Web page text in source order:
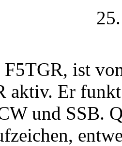
F5TGR, ist
aktiv. Er
und SSB.